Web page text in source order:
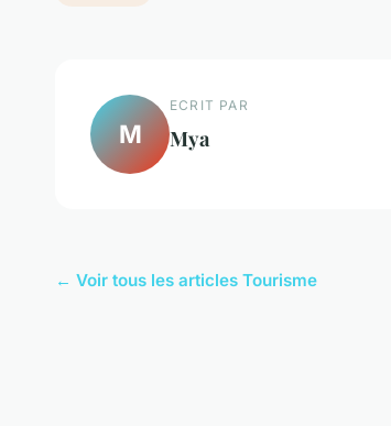
M
ECRIT PAR
Mya
← Voir tous les articles Tourisme